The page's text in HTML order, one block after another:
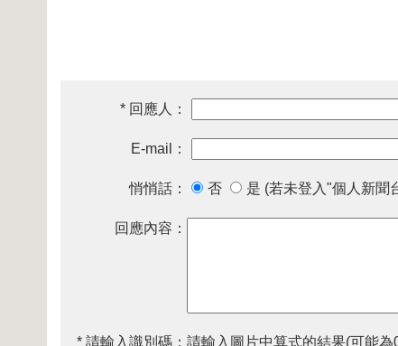
* 回應人：
E-mail：
悄悄話： 否 是 (若未登入"個人新聞
回應內容：
* 請輸入識別碼： 請輸入圖片中算式的結果(可能為